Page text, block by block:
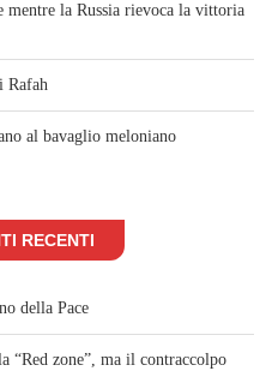
mentre la Russia rievoca la vittoria
Rafah
al bavaglio meloniano
RECENTI
della Pace
“Red zone”, ma il contraccolpo